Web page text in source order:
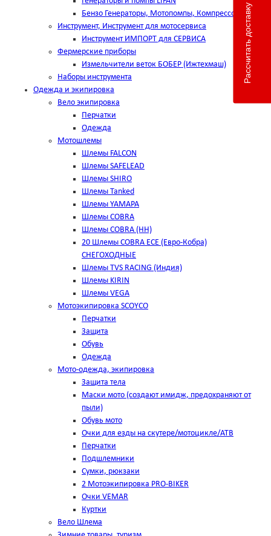
Бензо Генераторы, Мотопомпы, Компрессоры
Инструмент, Инструмент для мотосервиса
Инструмент ИМПОРТ для СЕРВИСА
Фермерские приборы
Измельчители веток БОБЕР (Ижтехмаш)
Наборы инструмента
Одежда и экипировка
Вело экипировка
Перчатки
Одежда
Мотошлемы
Шлемы FALCON
Шлемы SAFELEAD
Шлемы SHIRO
Шлемы Tanked
Шлемы YAMAPA
Шлемы COBRA
Шлемы COBRA (HH)
20 Шлемы COBRA ECE (Евро-Кобра)
СНЕГОХОДНЫЕ
Шлемы TVS RACING (Индия)
Шлемы KIRIN
Шлемы VEGA
Мотоэкипировка SCOYCO
Перчатки
Защита
Обувь
Одежда
Мото-одежда, экипировка
Защита тела
Маски мото (создают имидж, предохраняют от
пыли)
Обувь мото
Очки для езды на скутере/мотоцикле/АТВ
Перчатки
Подшлемники
Сумки, рюкзаки
2 Мотоэкипировка PRO-BIKER
Очки VEMAR
Куртки
Вело Шлема
Рассчитать доставку